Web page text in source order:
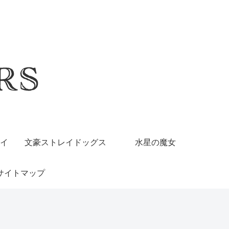
文豪ストレイドッグス 水星の魔女
イトマップ